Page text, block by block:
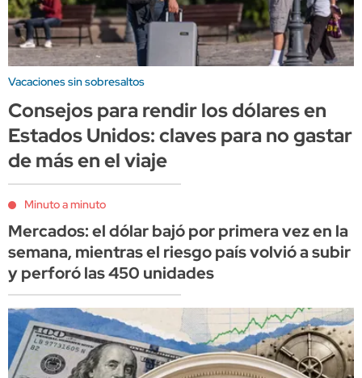
Vacaciones sin sobresaltos
Consejos para rendir los dólares en
Estados Unidos: claves para no gastar
de más en el viaje
Minuto a minuto
Mercados: el dólar bajó por primera vez en la
semana, mientras el riesgo país volvió a subir
y perforó las 450 unidades